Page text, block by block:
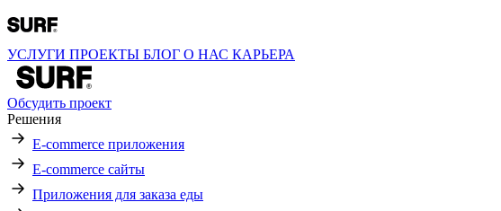
УСЛУГИ ПРОЕКТЫ БЛОГ О НАС КАРЬЕРА
Обсудить проект
Решения
E-commerce приложения
E-commerce сайты
Приложения для заказа еды